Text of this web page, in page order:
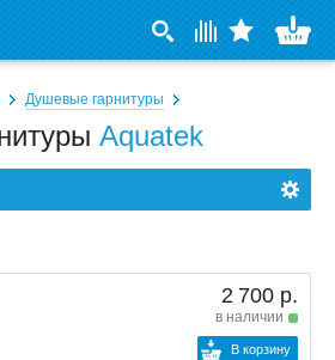
Душевые гарнитуры
Aquatek
2 700 р.
в наличии
В корзину